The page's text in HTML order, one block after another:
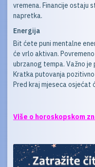
vremena. Financije ostaju
napretka.
Energija
Bit ćete puni mentalne
će vrlo aktivan.
ubrzanog tempa. Važno
Kratka putovanja
Pred kraj mjeseca osjećat
Više o horoskopskom